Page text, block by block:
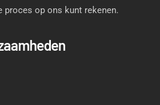
proces op ons kunt rekenen.